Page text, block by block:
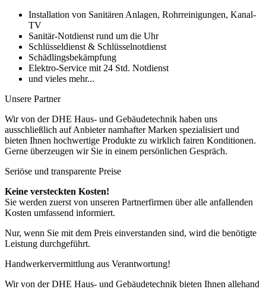
Installation von Sanitären Anlagen, Rohrreinigungen, Kanal-
TV
Sanitär-Notdienst rund um die Uhr
Schlüsseldienst & Schlüsselnotdienst
Schädlingsbekämpfung
Elektro-Service mit 24 Std. Notdienst
und vieles mehr...
Unsere Partner
Wir von der DHE Haus- und Gebäudetechnik haben uns
ausschließlich auf Anbieter namhafter Marken spezialisiert und
bieten Ihnen hochwertige Produkte zu wirklich fairen Konditionen.
Gerne überzeugen wir Sie in einem persönlichen Gespräch.
Seriöse und transparente Preise
Keine versteckten Kosten!
Sie werden zuerst von unseren Partnerfirmen über alle anfallenden
Kosten umfassend informiert.
Nur, wenn Sie mit dem Preis einverstanden sind, wird die benötigte
Leistung durchgeführt.
Handwerkervermittlung aus Verantwortung!
Wir von der DHE Haus- und Gebäudetechnik bieten Ihnen allehand